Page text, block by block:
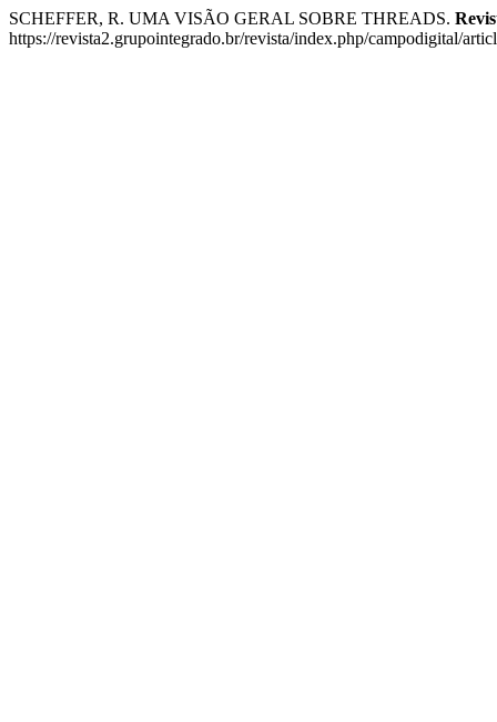
SCHEFFER, R. UMA VISÃO GERAL SOBRE THREADS.
https://revista2.grupointegrado.br/revista/index.php/campodigital/